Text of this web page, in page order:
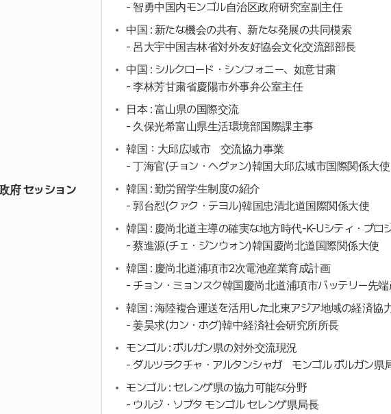
府 セッション
- 智勇中国内モンゴル自治区政府研究室副主任
中国 : 新たな機会の共有、新たな発展の共同模索
- 呂大宇中国吉林省対外友好協会文化交流部部長
中国 : シルクロード・シンフォニー、如意甘粛
- 李林芳甘粛省慶陽市外事弁公室主任
日本 : 富山県の国際交流
- 久保光希富山県生活環境部国際課主事
韓国：大邱広域市 交流協力事業
- 丁海官(チョン・ヘグァン)韓国大邱広域市国際関係大使
韓国 : 勤労留学生制度の紹介
- 郭台㤠(クァク・テヨル)韓国忠清北道国際関係大使
韓国 : 慶尚北道主導の確実な地方時代-K-Uシティ・プロ
- 蔡進源(チェ・ジンウォン)韓国慶尚北道国際関係大使
韓国 : 慶尚北道浦項市2次電池産業育成計画
- チョン・ミョンスク韓国慶尚北道浦項市バッテリー先
韓国 : 海陸複合運送を活用した北東アジア地域の経済協
- 姜昊求(カン・ホグ)韓中経済社会研究所所長
モンゴル : ボルガン県の対外交流現況
- ダルツラクチャ・アルタンシャガ モンゴル ボルガン県
モンゴル : セレンゲ県の協力可能な分野
- ウルジ・ソブタ モンゴル セレンゲ県局長